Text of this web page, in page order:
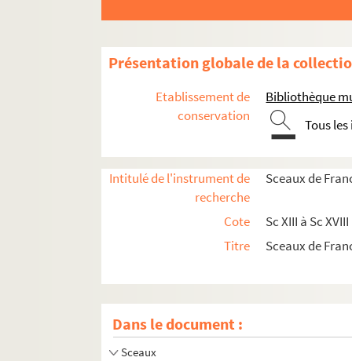
Présentation globale de la
Etablissement de
conservation
Bibliothèque
Tous
Intitulé de l'instrument de
recherche
Sceaux de
Cote
Sc XIII à Sc XVIII
Titre
Sceaux de
Dans le document :
Sceaux